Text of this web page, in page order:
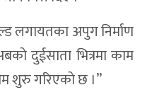
लगायतका अपुग निर्माण
दुईसाता भित्रमा काम
शुरु गरिएकाे छ ।”